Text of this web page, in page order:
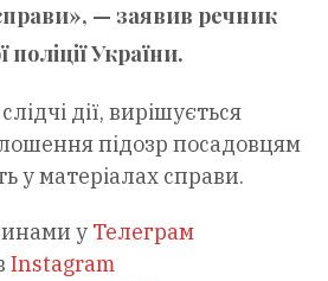
— заявив речник
України.
дії, вирішується
підозр посадовцям
у матеріалах справи.
у Телеграм
Instagram